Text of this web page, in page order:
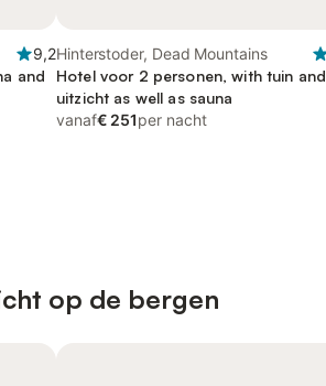
9,2
and
Hinterstoder, Dead Mountains
Hotel voor 2 personen, with tuin and
uitzicht as well as sauna
vanaf€ 251per nacht
op de bergen